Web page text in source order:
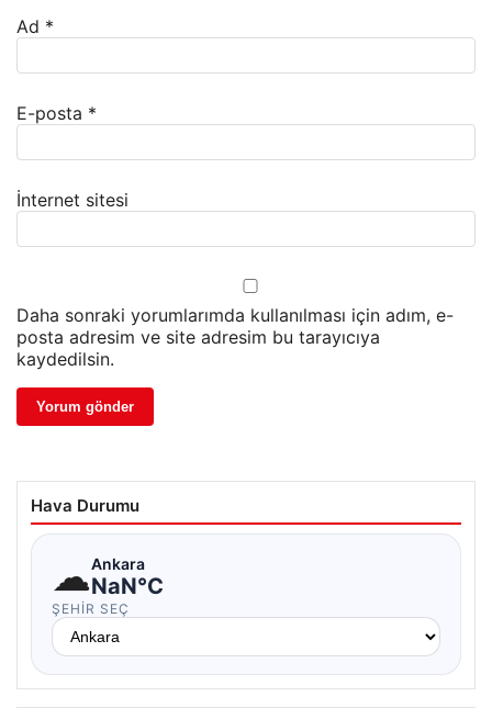
Ad *
E-posta *
İnternet sitesi
Daha sonraki yorumlarımda kullanılması için adım, e-
posta adresim ve site adresim bu tarayıcıya
kaydedilsin.
Hava Durumu
☁Ankara
NaN°C
ŞEHIR SEÇ